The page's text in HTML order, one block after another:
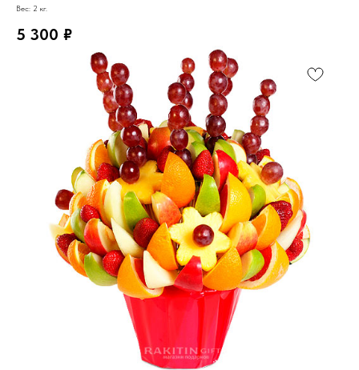
Вес: 2 кг.
5 300 ₽